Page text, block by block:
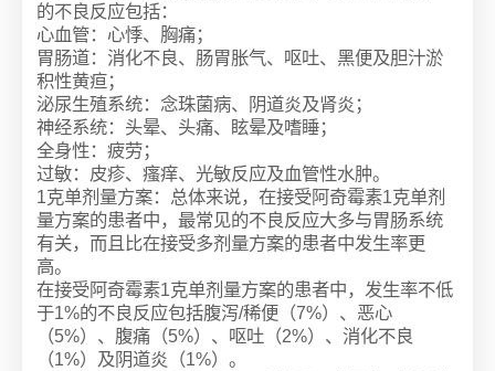
的不良反应包括：
心血管：心悸、胸痛；
胃肠道：消化不良、肠胃胀气、呕吐、黑便及胆汁淤
积性黄疸；
泌尿生殖系统：念珠菌病、阴道炎及肾炎；
神经系统：头晕、头痛、眩晕及嗜睡；
全身性：疲劳；
过敏：皮疹、瘙痒、光敏反应及血管性水肿。
1克单剂量方案：总体来说，在接受阿奇霉素1克单剂
量方案的患者中，最常见的不良反应大多与胃肠系统
有关，而且比在接受多剂量方案的患者中发生率更
高。
在接受阿奇霉素1克单剂量方案的患者中，发生率不低
于1%的不良反应包括腹泻/稀便（7%）、恶心
（5%）、腹痛（5%）、呕吐（2%）、消化不良
（1%）及阴道炎（1%）。